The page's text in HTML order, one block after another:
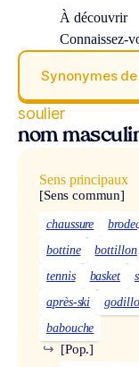
À découvrir
Connaissez-
Synonymes de
soulier
nom
Sens principaux
[Sens commun]
chaussure
bottine
bottillon
tennis
basket
après-ski
babouche
[Pop.]
↪